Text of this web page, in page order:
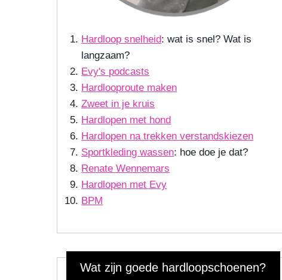
Hardloop snelheid: wat is snel? Wat is
langzaam?
Evy's podcasts
Hardlooproute maken
Zweet in je kruis
Hardlopen met hond
Hardlopen na trekken verstandskiezen
Sportkleding wassen: hoe doe je dat?
Renate Wennemars
Hardlopen met Evy
BPM
Wat zijn goede hardloopschoenen?